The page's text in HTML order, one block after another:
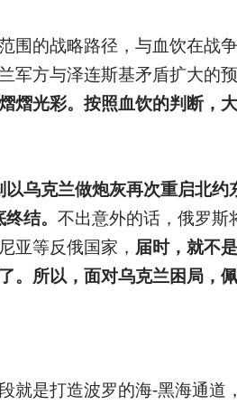
围的战略路径，与血饮在战
方与泽连斯基矛盾扩大的
熠光彩。按照血饮的判断，
乌克兰做炮灰再次重启北
结。 不出意外的话，俄罗斯
亚等反俄国家， 届时，就不
所以，面对乌克兰困局，佩
就是打造波罗的海-黑海通